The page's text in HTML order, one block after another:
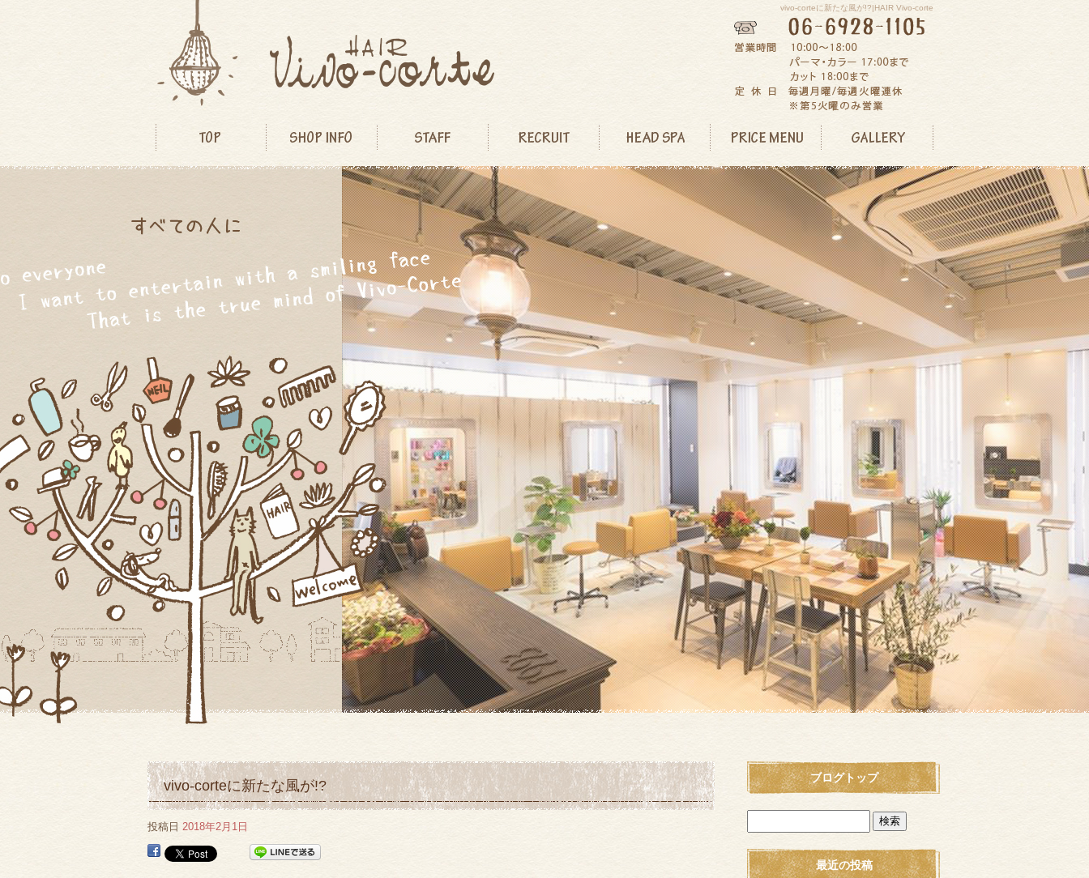
vivo-corteに新たな風が!?|HAIR Vivo-corte
vivo-corteに新たな風が!?
投稿日 2018年2月1日
ブログトップ
最近の投稿